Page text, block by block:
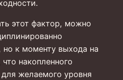
этот фактор, можно
но к моменту выхода на
накопленного
для желаемого уровня